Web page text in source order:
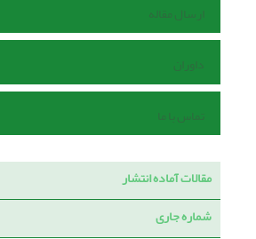
ارسال مقاله
داوران
تماس با ما
مقالات آماده انتشار
شماره جاری